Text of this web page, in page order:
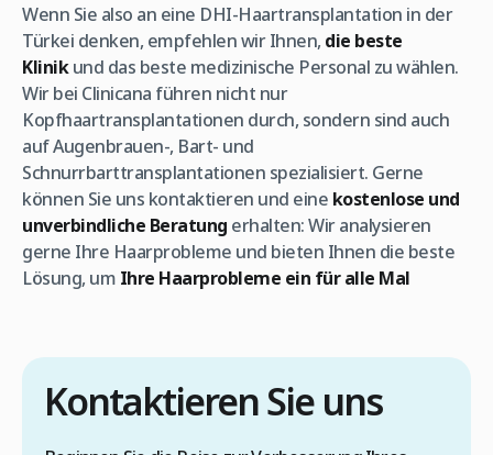
Wenn Sie also an eine DHI-Haartransplantation in der
Türkei denken, empfehlen wir Ihnen, die beste
Klinikund das beste medizinische Personal zu wählen.
Wir bei Clinicana führen nicht nur
Kopfhaartransplantationen durch, sondern sind auch
auf Augenbrauen-, Bart- und
Schnurrbarttransplantationen spezialisiert. Gerne
können Sie uns kontaktieren und eine kostenlose und
unverbindliche Beratung erhalten: Wir analysieren
gerne Ihre Haarprobleme und bieten Ihnen die beste
Lösung, um Ihre Haarprobleme ein für alle Mal
Kontaktieren Sie uns